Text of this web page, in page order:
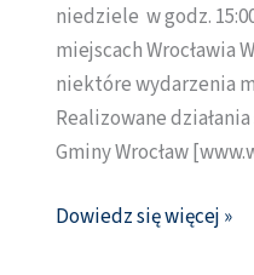
niedziele w godz.
miejscach Wrocławia
niektóre wydarzenia
Realizowane
Gminy Wrocław
Dowiedz się więcej »